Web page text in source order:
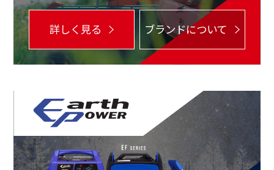
詳しく見る ブランドについて